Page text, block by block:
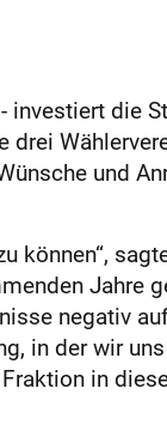
die
drei
und
können“,
Jahre
negativ
in der wir
in